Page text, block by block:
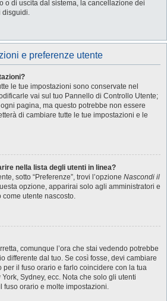
o di uscita dal sistema, la cancellazione dei
disguidi.
e preferenze utente
le tue impostazioni sono conservate nel
vai sul tuo Pannello di Controllo Utente;
pagina, ma questo potrebbe non essere
di cambiare tutte le tue impostazioni e le
nella lista degli utenti in linea?
sotto “Preferenze”, trovi l’opzione Nascondi il
opzione, apparirai solo agli amministratori e
come utente nascosto.
comunque l’ora che stai vedendo potrebbe
differente dal tuo. Se così fosse, devi cambiare
per il fuso orario e farlo coincidere con la tua
Sydney, ecc. Nota che solo gli utenti
fuso orario e molte impostazioni.